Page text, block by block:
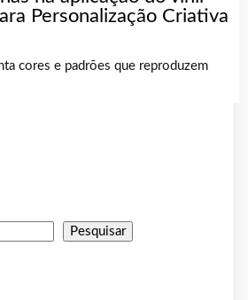
Personalização Criativa
cores e padrões que reproduzem
Pesquisar